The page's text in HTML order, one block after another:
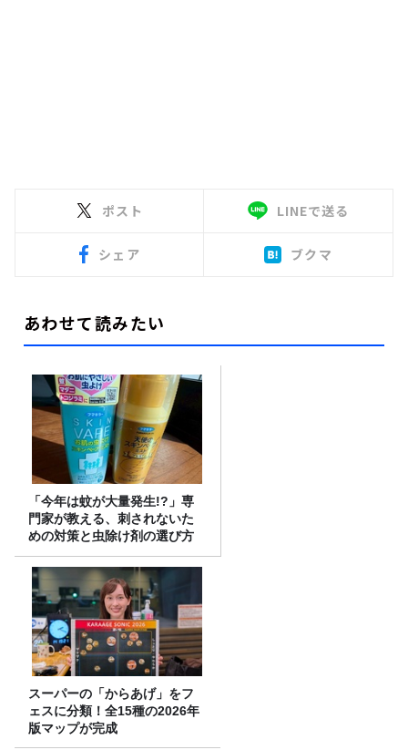
ポスト LINEで送る
シェア ブクマ
あわせて読みたい
「今年は蚊が大量発生!?」専
門家が教える、刺されないた
めの対策と虫除け剤の選び方
スーパーの「からあげ」をフ
ェスに分類！全15種の2026年
版マップが完成